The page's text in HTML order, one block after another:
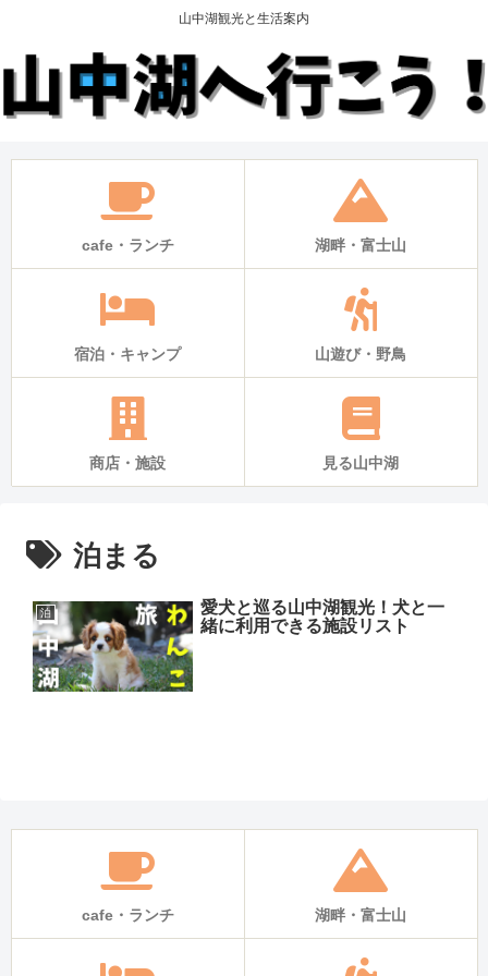
山中湖観光と生活案内
cafe・ランチ 湖畔・富士山
宿泊・キャンプ 山遊び・野鳥
商店・施設 見る山中湖
泊まる
泊
愛犬と巡る山中湖観光！犬と一
緒に利用できる施設リスト
cafe・ランチ 湖畔・富士山